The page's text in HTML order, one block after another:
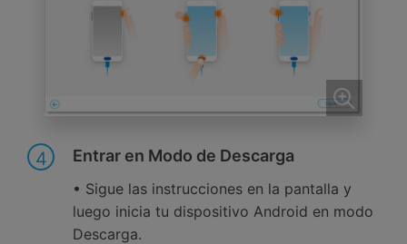
4 Entrar en Modo de Descarga
• Sigue las instrucciones en la pantalla y
luego inicia tu dispositivo Android en modo
Descarga.